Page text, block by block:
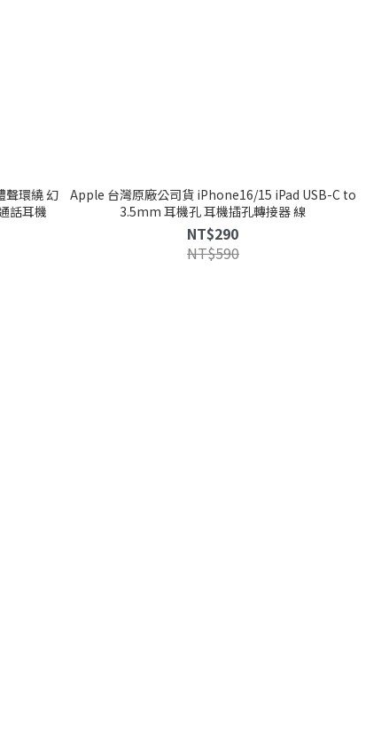
聲環繞 幻
話耳機
Apple 台灣原廠公司貨 iPhone16/15 iPad USB-C to
3.5mm 耳機孔 耳機插孔轉接器 線
NT$290
NT$590